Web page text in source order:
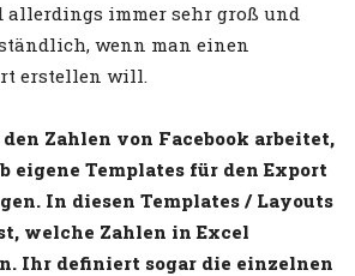
allerdings immer sehr groß und
wenn man einen
erstellen will.
Zahlen von Facebook arbeitet,
eigene Templates für den Export
In diesen Templates / Layouts
welche Zahlen in Excel
Ihr definiert sogar die einzelnen